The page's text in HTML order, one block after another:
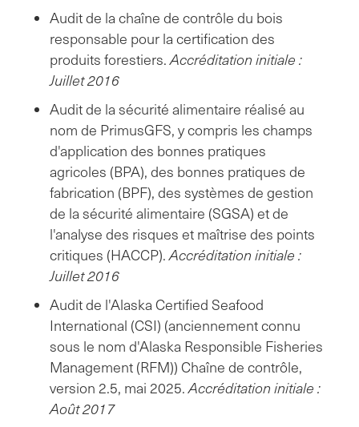
Audit de la chaîne de contrôle du bois
responsable pour la certification des
produits forestiers.Accréditation initiale :
Juillet 2016
Audit de la sécurité alimentaire réalisé au
nom de PrimusGFS, y compris les champs
d'application des bonnes pratiques
agricoles (BPA), des bonnes pratiques de
fabrication (BPF), des systèmes de gestion
de la sécurité alimentaire (SGSA) et de
l'analyse des risques et maîtrise des points
critiques (HACCP).Accréditation initiale :
Juillet 2016
Audit de l'Alaska Certified Seafood
International (CSI) (anciennement connu
sous le nom d'Alaska Responsible Fisheries
Management (RFM)) Chaîne de contrôle,
version 2.5, mai 2025.Accréditation initiale :
Août 2017